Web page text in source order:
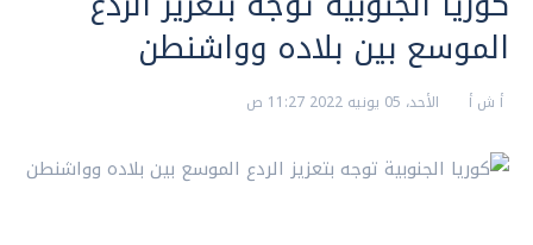
الموسع بين بلاده وواشنطن
أ ش أ الأحد، 05 يونيه 2022 11:27 ص